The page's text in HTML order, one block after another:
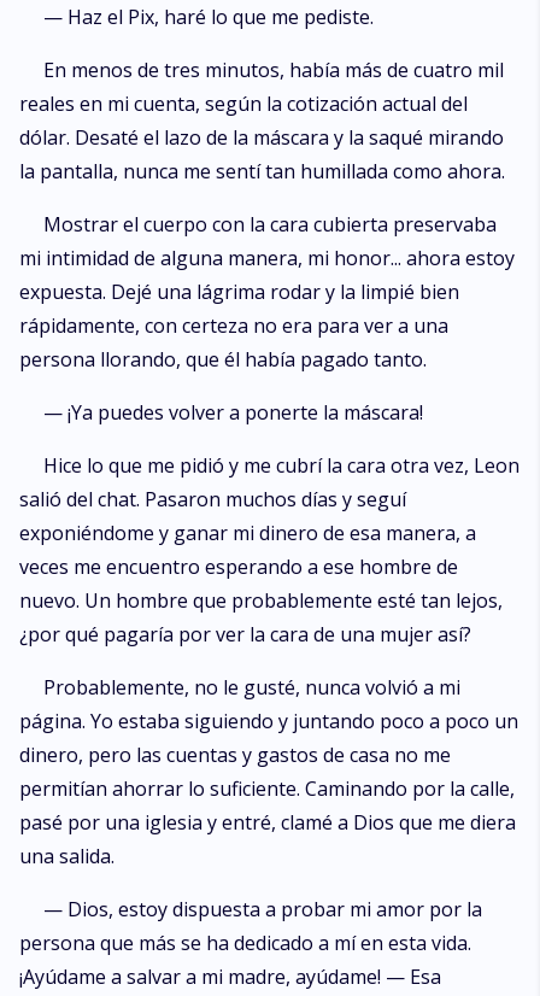
— Haz el Pix, haré lo que me pediste.
En menos de tres minutos, había más de cuatro mil
reales en mi cuenta, según la cotización actual del
dólar. Desaté el lazo de la máscara y la saqué mirando
la pantalla, nunca me sentí tan humillada como ahora.
Mostrar el cuerpo con la cara cubierta preservaba
mi intimidad de alguna manera, mi honor... ahora estoy
expuesta. Dejé una lágrima rodar y la limpié bien
rápidamente, con certeza no era para ver a una
persona llorando, que él había pagado tanto.
— ¡Ya puedes volver a ponerte la máscara!
Hice lo que me pidió y me cubrí la cara otra vez, Leon
salió del chat. Pasaron muchos días y seguí
exponiéndome y ganar mi dinero de esa manera, a
veces me encuentro esperando a ese hombre de
nuevo. Un hombre que probablemente esté tan lejos,
¿por qué pagaría por ver la cara de una mujer así?
Probablemente, no le gusté, nunca volvió a mi
página. Yo estaba siguiendo y juntando poco a poco un
dinero, pero las cuentas y gastos de casa no me
permitían ahorrar lo suficiente. Caminando por la calle,
pasé por una iglesia y entré, clamé a Dios que me diera
una salida.
— Dios, estoy dispuesta a probar mi amor por la
persona que más se ha dedicado a mí en esta vida.
¡Ayúdame a salvar a mi madre, ayúdame! — Esa